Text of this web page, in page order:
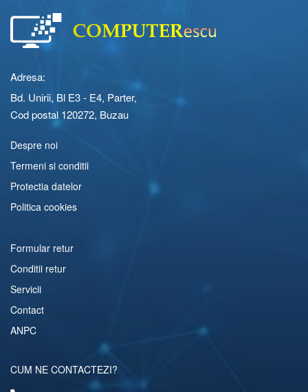
Adresa:
Bd. Unirii, Bl E3 - E4, Parter,
Cod postal 120272, Buzau
Despre noi
Termeni si conditii
Protectia datelor
Politica cookies
Formular retur
Conditii retur
Servicii
Contact
ANPC
CUM NE CONTACTEZI?